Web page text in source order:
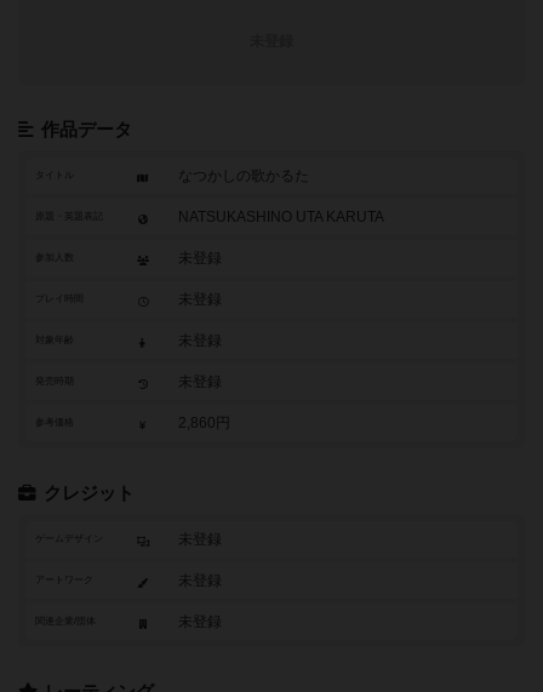
作品データ
タイトル なつかしの歌かるた
NATSUKASHINO UTA KARUTA
参加人数 未登録
未登録
未登録
未登録
参考価格 2,860円
クレジット
ゲームデザイン 未登録
アートワーク 未登録
未登録